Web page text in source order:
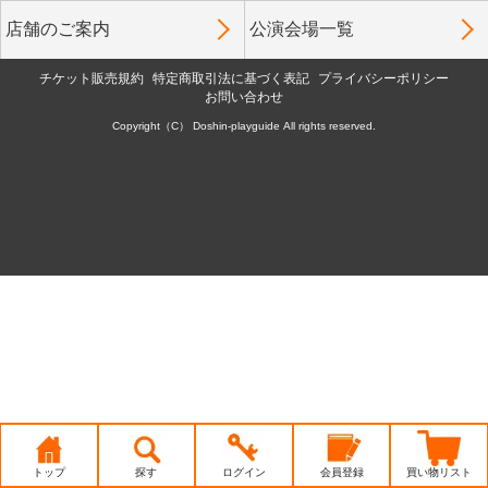
店舗のご案内 公演会場一覧
チケット販売規約 特定商取引法に基づく表記
プライバシーポリシー
お問い合わせ
Copyright（C） Doshin-playguide All rights reserved.
トップ 探す ログイン 会員登録 買い物リスト